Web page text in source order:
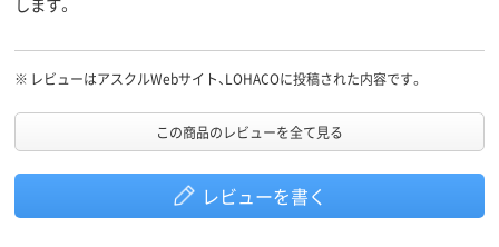
※ レビューはアスクルWebサイト、LOHACOに投稿された内容です。
この商品のレビューを全て見る
レビューを書く